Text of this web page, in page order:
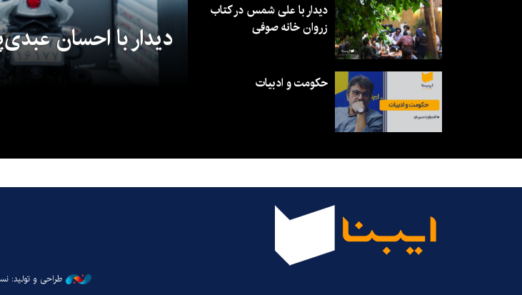
دیدار با احسان
دیدار با علی شمس در کتاب
زروان خانه صوفی
حکومت و ادبیات
طراحی و تولید: